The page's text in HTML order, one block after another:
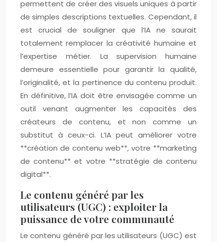
permettent de créer des visuels uniques à partir
de simples descriptions textuelles. Cependant, il
est crucial de souligner que l’IA ne saurait
totalement remplacer la créativité humaine et
l’expertise métier. La supervision humaine
demeure essentielle pour garantir la qualité,
l’originalité, et la pertinence du contenu produit.
En définitive, l’IA doit être envisagée comme un
outil venant augmenter les capacités des
créateurs de contenu, et non comme un
substitut à ceux-ci. L’IA peut améliorer votre
**création de contenu web**, votre **marketing
de contenu** et votre **stratégie de contenu
digital**.
Le contenu généré par les
utilisateurs (UGC) : exploiter la
puissance de votre communauté
Le contenu généré par les utilisateurs (UGC) est